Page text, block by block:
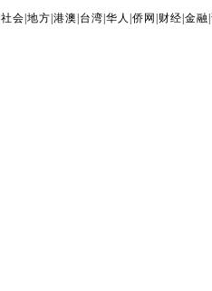
|社会 |地方 |港澳 台湾 |华人 |侨网 财经 |金融 |